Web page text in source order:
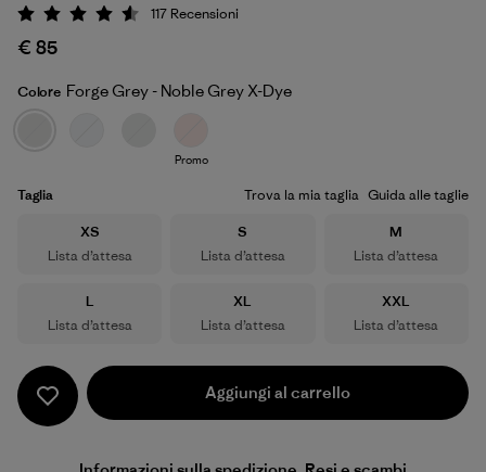
Valutazione: 4.6 / 5
117 Recensioni
€ 85
Colore Forge Grey - Noble Grey X-Dye
Promo
Taglia Trova la mia taglia Guida alle taglie
Taglia
XS
Lista d’attesa
Taglia
S
Lista d’attesa
Taglia
M
Lista d’attesa
Taglia
L
Lista d’attesa
Taglia
XL
Lista d’attesa
Taglia
XXL
Lista d’attesa
Aggiungi al carrello